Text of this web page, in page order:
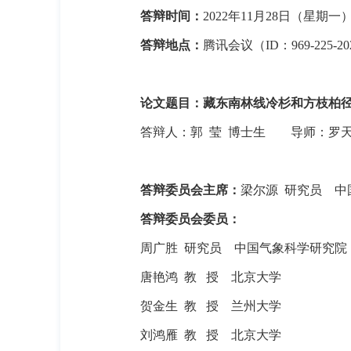
答辩时间： 2022年11 月 28日（星期一
答辩地点： 腾讯会议（ID ： 969-225-
论文题目：藏东南林线冷杉和方枝柏
答辩人： 郭 莹 博士生 导师：罗
答辩委员会主席： 梁尔源 研究员 中
答辩委员会委员：
周广胜 研究员 中国气象科学研究院
唐艳鸿 教 授 北京大学
贺金生 教 授 兰州大学
刘鸿雁 教 授 北京大学